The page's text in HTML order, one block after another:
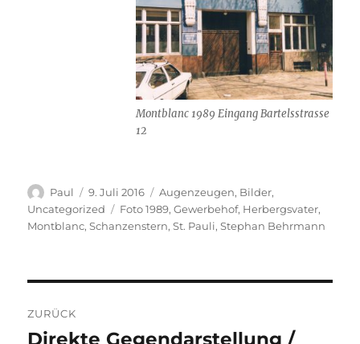
Montblanc 1989 Eingang Bartelsstrasse
12
Autor
Paul
Veröffentlicht
am
9. Juli 2016 Kategorien
Augenzeugen, Bilder,
Uncategorized
Schlagwörter
Foto 1989,Gewerbehof, Herbergsvater,
Montblanc,Schanzenstern,St. Pauli,Stephan Behrmann
ZURÜCK
Vorheriger
Direkte Gegendarstellung /